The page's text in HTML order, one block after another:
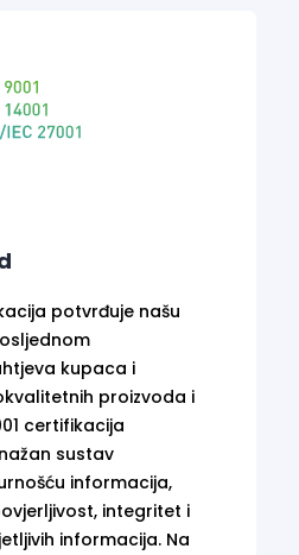
potvrđuje našu
kupaca i
proizvoda i
certifikacija
sustav
informacija,
integritet i
informacija. Na